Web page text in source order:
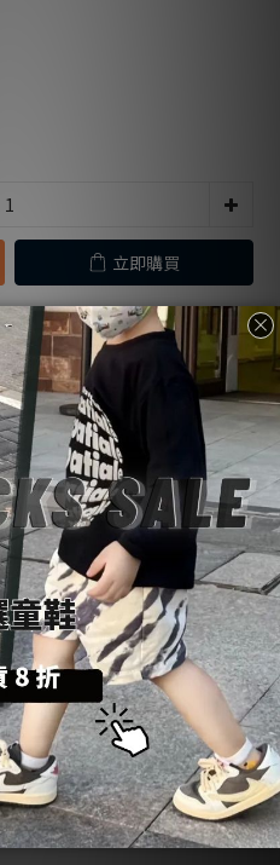
立即購買
追蹤清單
付款
式
顧客評價
描述
購物須知與條約】
方@LINE客服】